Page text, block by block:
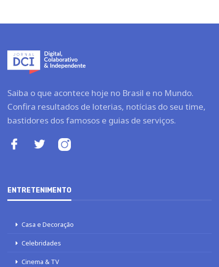
Saiba o que acontece hoje no Brasil e no Mundo.
Confira resultados de loterias, notícias do seu time,
bastidores dos famosos e guias de serviços.
ENTRETENIMENTO
Casa e Decoração
Celebridades
Cinema & TV